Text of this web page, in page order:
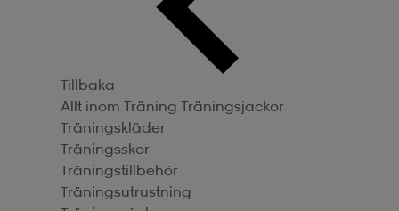
Tillbaka
Allt inom Träning Träningsjackor
Träningskläder
Träningsskor
Träningstillbehör
Träningsutrustning